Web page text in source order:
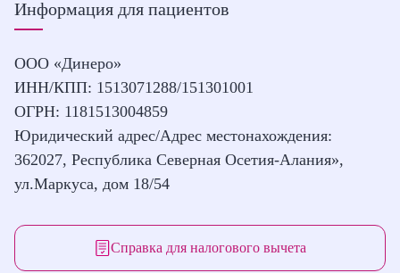
Информация для пациентов
ООО «Динеро»
ИНН/КПП: 1513071288/151301001
ОГРН: 1181513004859
Юридический адрес/Адрес местонахождения:
362027, Республика Северная Осетия-Алания»,
ул.Маркуса, дом 18/54
Справка для налогового вычета